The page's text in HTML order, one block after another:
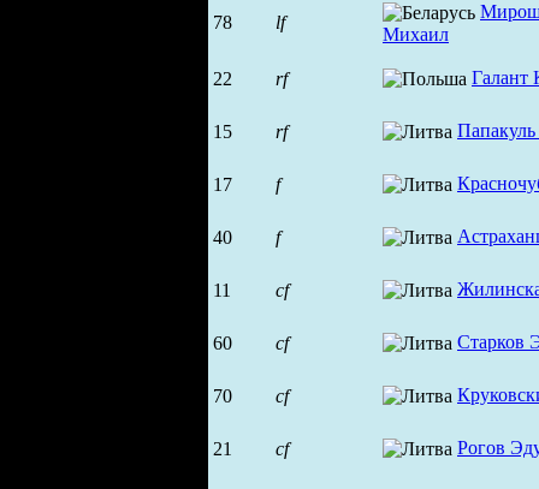
78 lf
Михаил
22 rf Галант
15 rf
17 f
40 f
11 cf
60 cf Старков
70 cf
21 cf Рогов